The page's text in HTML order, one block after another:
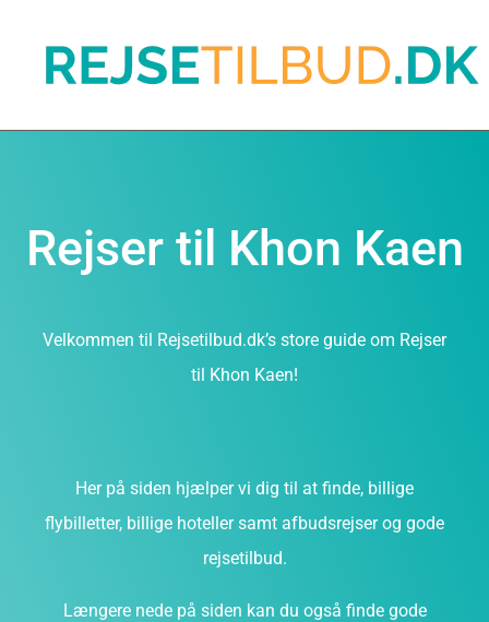
Rejser til Khon Kaen
Velkommen til Rejsetilbud.dk’s store guide om Rejser
til Khon Kaen!
Her på siden hjælper vi dig til at finde, billige
flybilletter, billige hoteller samt afbudsrejser og gode
rejsetilbud.
Længere nede på siden kan du også finde gode